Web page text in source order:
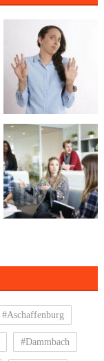
#Aschaffenburg
#Dammbach